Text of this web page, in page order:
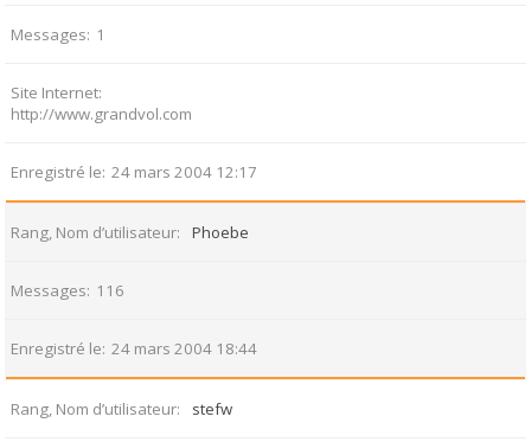
Messages 1
Site Internet
http://www.grandvol.com
Enregistré le 24 mars 2004 12:17
Rang, Nom d’utilisateur Phoebe
Messages 116
Enregistré le 24 mars 2004 18:44
Rang, Nom d’utilisateur stefw